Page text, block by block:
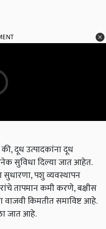
दूध उत्पादकांना दूध
सुविधा दिल्या जात आहेत.
सुधारणा, पशु व्यवस्थापन
तापमान कमी करणे, बक्षीस
किमतीत समाविष्ट आहे.
जात आहे.